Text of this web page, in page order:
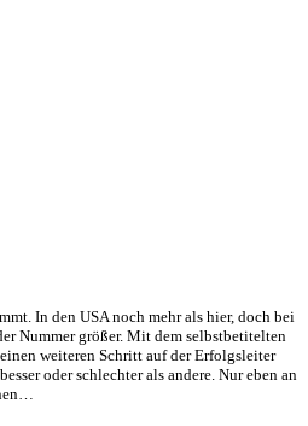
In den USA noch mehr als hier, doch bei
Nummer größer. Mit dem selbstbetitelten
weiteren Schritt auf der Erfolgsleiter
oder schlechter als andere. Nur eben an